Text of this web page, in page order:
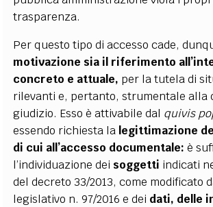
trasparenza.
Per questo tipo di accesso cade,
motivazione sia il riferimento
concreto e attuale, per la tutela di
rilevanti e, pertanto, strumentale alla
giudizio. Esso è attivabile dal quivis
essendo richiesta la legittimazione
di cui all’accesso documentale: è
l’individuazione dei soggetti indicati
del decreto 33/2013, come modificato
legislativo n. 97/2016 e dei dati, delle